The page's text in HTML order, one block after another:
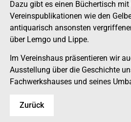
Dazu gibt es einen Büchertisch mit
Vereinspublikationen wie den
antiquarisch ansonsten
über Lemgo und Lippe.
Im Vereinshaus präsentieren wir
Ausstellung über die Geschichte
Fachwerkshauses und seines